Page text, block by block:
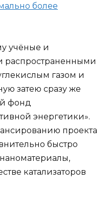
более
учёные и
распространенными
газом и
затею сразу же
фонд
энергетики».
проекта
быстро
катализаторов